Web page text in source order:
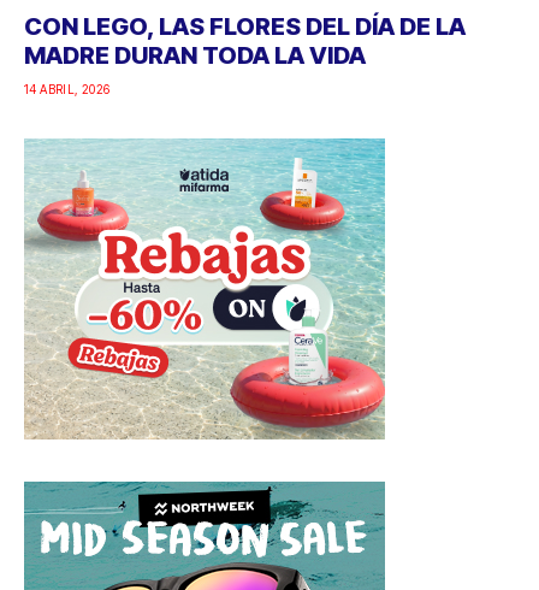
CON LEGO, LAS FLORES DEL DÍA DE LA
MADRE DURAN TODA LA VIDA
14 ABRIL, 2026